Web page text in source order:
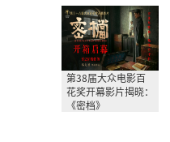
第38届大众电影百
花奖开幕影片揭晓：
《密档》